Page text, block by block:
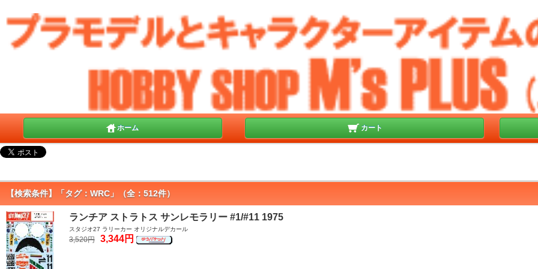
ホーム カート
【検索条件】「タグ：WRC」（全：512件）
ランチア ストラトス サンレモラリー #1/#11 1975
スタジオ27 ラリーカー オリジナルデカール
3,520円 3,344円